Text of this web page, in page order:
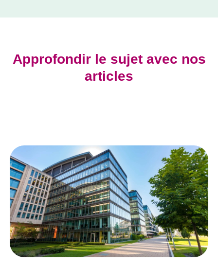
Approfondir le sujet avec nos
articles